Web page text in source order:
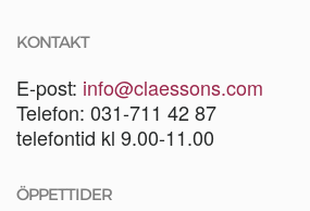
KONTAKT
E-post: info@claessons.com
Telefon: 031-711 42 87
telefontid kl 9.00-11.00
ÖPPETTIDER